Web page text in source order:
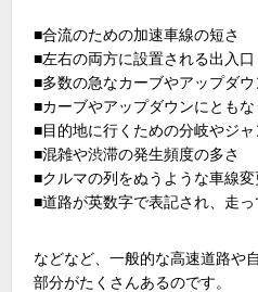
■合流のための加速車線の短さ
■左右の両方に設置される出入口
■多数の急なカーブやアップダウ
■カーブやアップダウンにとも
■目的地に行くための分岐やジ
■混雑や渋滞の発生頻度の多さ
■クルマの列をぬうような車線
■道路が英数字で表記され、走
などなど、一般的な高速道路や
部分がたくさんあるのです。